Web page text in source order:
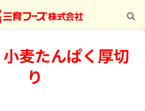
小麦たんぱく厚切
り